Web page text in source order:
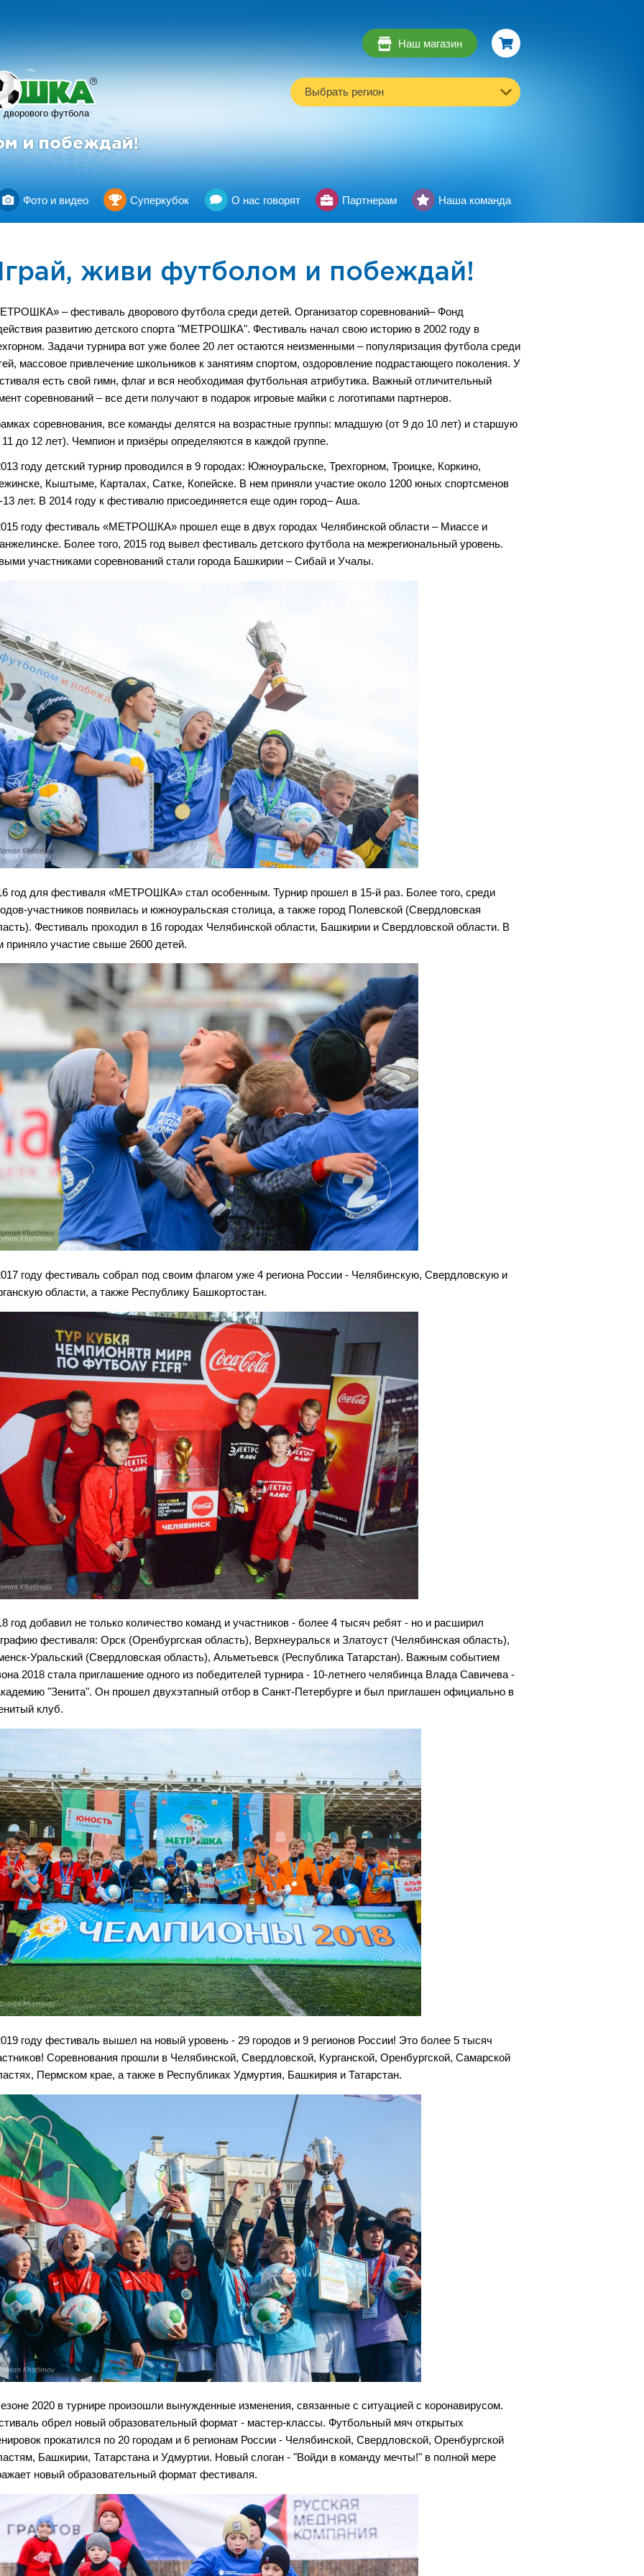
дворового футбола
R
и побеждай!
Наш магазин
Выбрать регион
Фото и видео Суперкубок О нас говорят Партнерам Наша команда
живи футболом и побеждай!
– фестиваль дворового футбола среди детей. Организатор соревнований– Фонд
развитию детского спорта "МЕТРОШКА". Фестиваль начал свою историю в 2002 году в
Задачи турнира вот уже более 20 лет остаются неизменными – популяризация футбола среди
массовое привлечение школьников к занятиям спортом, оздоровление подрастающего поколения. У
есть свой гимн, флаг и вся необходимая футбольная атрибутика. Важный отличительный
соревнований – все дети получают в подарок игровые майки с логотипами партнеров.
соревнования, все команды делятся на возрастные группы: младшую (от 9 до 10 лет) и старшую
11 до 12 лет). Чемпион и призёры определяются в каждой группе.
году детский турнир проводился в 9 городах: Южноуральске, Трехгорном, Троицке, Коркино,
Кыштыме, Карталах, Сатке, Копейске. В нем приняли участие около 1200 юных спортсменов
13 лет. В 2014 году к фестивалю присоединяется еще один город– Аша.
году фестиваль «МЕТРОШКА» прошел еще в двух городах Челябинской области – Миассе и
Более того, 2015 год вывел фестиваль детского футбола на межрегиональный уровень.
участниками соревнований стали города Башкирии – Сибай и Учалы.
год для фестиваля «МЕТРОШКА» стал особенным. Турнир прошел в 15-й раз. Более того, среди
участников появилась и южноуральская столица, а также город Полевской (Свердловская
Фестиваль проходил в 16 городах Челябинской области, Башкирии и Свердловской области. В
приняло участие свыше 2600 детей.
году фестиваль собрал под своим флагом уже 4 региона России - Челябинскую, Свердловскую и
области, а также Республику Башкортостан.
год добавил не только количество команд и участников - более 4 тысяч ребят - но и расширил
фестиваля: Орск (Оренбургская область), Верхнеуральск и Златоуст (Челябинская область),
Уральский (Свердловская область), Альметьевск (Республика Татарстан). Важным событием
2018 стала приглашение одного из победителей турнира - 10-летнего челябинца Влада Савичева -
"Зенита". Он прошел двухэтапный отбор в Санкт-Петербурге и был приглашен официально в
клуб.
году фестиваль вышел на новый уровень - 29 городов и 9 регионов России! Это более 5 тысяч
Соревнования прошли в Челябинской, Свердловской, Курганской, Оренбургской, Самарской
Пермском крае, а также в Республиках Удмуртия, Башкирия и Татарстан.
2020 в турнире произошли вынужденные изменения, связанные с ситуацией с коронавирусом.
обрел новый образовательный формат - мастер-классы. Футбольный мяч открытых
прокатился по 20 городам и 6 регионам России - Челябинской, Свердловской, Оренбургской
Башкирии, Татарстана и Удмуртии. Новый слоган - "Войди в команду мечты!" в полной мере
новый образовательный формат фестиваля.